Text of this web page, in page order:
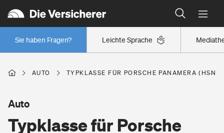
Leichte Sprache
Sie haben Fragen?
Wer versichert was: Jetzt Versicherer finden
Regionalklassen: So ist Ihre Region eingestuft
Wer versichert was: Jetzt Versicherer finden
Berufsunfähigkeitsversicherung
AUTO TYPKLASSE FÜR PORSCHE PANAMERA (HSN:
Typklasse für Porsche
Auto